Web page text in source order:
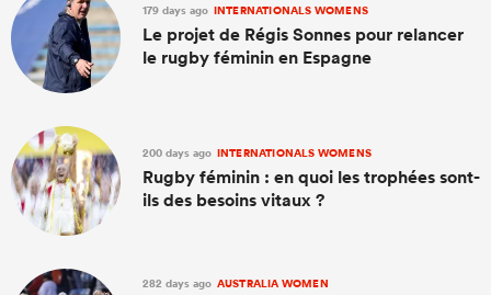
179 days ago INTERNATIONALS WOMENS
Le projet de Régis Sonnes pour relancer
le rugby féminin en Espagne
200 days ago INTERNATIONALS WOMENS
Rugby féminin : en quoi les trophées sont-
ils des besoins vitaux ?
282 days ago AUSTRALIA WOMEN